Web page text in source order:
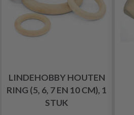
LINDEHOBBY HOUTEN
RING (5, 6, 7 EN 10 CM), 1
STUK